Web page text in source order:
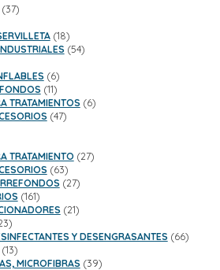
3737
1818
productos
5454
66
productos
1111
productos
TRATAMIENTOS 66
4747
TRATAMIENTO 2727
6363
productos
2727
161161
productos
2121
23
productos
Y DESENGRASANTES 6666
1313
productos
MICROFIBRAS 3939